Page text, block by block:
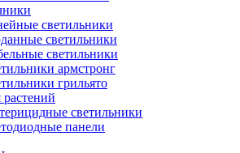
светильники
светильники
светильники
армстронг
грильято
растений
светильники
панели